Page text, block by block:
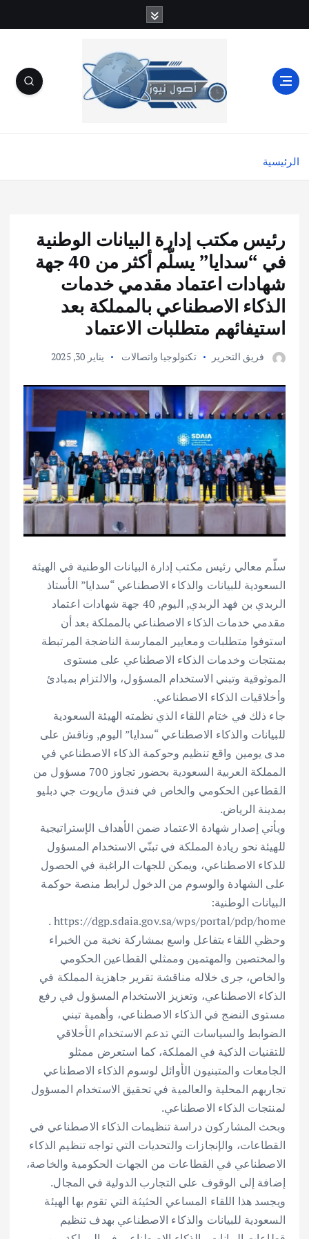
ل
الرئيسية
رئيس مكتب إدارة البيانات الوطنية
في “سدايا” يسلّم أكثر من 40 جهة
شهادات اعتماد مقدمي خدمات
الذكاء الاصطناعي بالمملكة بعد
استيفائهم متطلبات الاعتماد
فريق التحرير تكنولوجيا واتصالات يناير 30, 2025
سلّم معالي رئيس مكتب إدارة البيانات الوطنية في الهيئة
السعودية للبيانات والذكاء الاصطناعي “سدايا” الأستاذ
الربدي بن فهد الربدي, اليوم, 40 جهة شهادات اعتماد
مقدمي خدمات الذكاء الاصطناعي بالمملكة بعد أن
استوفوا متطلبات ومعايير الممارسة الناضجة المرتبطة
بمنتجات وخدمات الذكاء الاصطناعي على مستوى
الموثوقية وتبني الاستخدام المسؤول، والالتزام بمبادئ
وأخلاقيات الذكاء الاصطناعي.
جاء ذلك في ختام اللقاء الذي نظمته الهيئة السعودية
للبيانات والذكاء الاصطناعي “سدايا” اليوم, وناقش على
مدى يومين واقع تنظيم وحوكمة الذكاء الاصطناعي في
المملكة العربية السعودية بحضور تجاوز 700 مسؤول من
القطاعين الحكومي والخاص في فندق ماريوت جي دبليو
بمدينة الرياض.
ويأتي إصدار شهادة الاعتماد ضمن الأهداف الإستراتيجية
للهيئة نحو ريادة المملكة في تبنّي الاستخدام المسؤول
للذكاء الاصطناعي، ويمكن للجهات الراغبة في الحصول
على الشهادة والوسوم من الدخول لرابط منصة حوكمة
البيانات الوطنية:
https://dgp.sdaia.gov.sa/wps/portal/pdp/home .
وحظي اللقاء بتفاعل واسع بمشاركة نخبة من الخبراء
والمختصين والمهتمين وممثلي القطاعين الحكومي
والخاص، جرى خلاله مناقشة تقرير جاهزية المملكة في
الذكاء الاصطناعي، وتعزيز الاستخدام المسؤول في رفع
مستوى النضج في الذكاء الاصطناعي، وأهمية تبني
الضوابط والسياسات التي تدعم الاستخدام الأخلاقي
للتقنيات الذكية في المملكة، كما استعرض ممثلو
الجامعات والمتبنيون الأوائل لوسوم الذكاء الاصطناعي
تجاربهم المحلية والعالمية في تحقيق الاستخدام المسؤول
لمنتجات الذكاء الاصطناعي.
وبحث المشاركون دراسة تنظيمات الذكاء الاصطناعي في
القطاعات، والإنجازات والتحديات التي تواجه تنظيم الذكاء
الاصطناعي في القطاعات من الجهات الحكومية والخاصة،
إضافة إلى الوقوف على التجارب الدولية في المجال.
ويجسد هذا اللقاء المساعي الحثيثة التي تقوم بها الهيئة
السعودية للبيانات والذكاء الاصطناعي بهدف تنظيم